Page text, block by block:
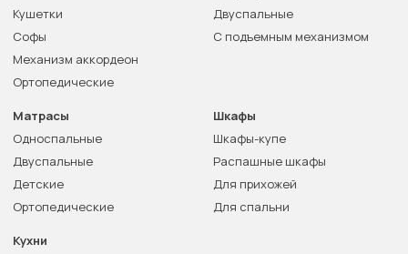
Кушетки
Софы
Механизм аккордеон
Ортопедические
Двуспальные
С подъемным механизмом
Матрасы
Односпальные
Двуспальные
Детские
Ортопедические
Шкафы
Шкафы-купе
Распашные шкафы
Для прихожей
Для спальни
Кухни